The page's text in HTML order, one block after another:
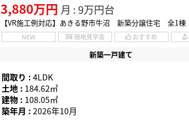
3,880万円 月 : 9万円台
【VR施工例対応】あきる野市牛沼 新築分譲住宅 全1棟
NEW 現地見学会 おすすめ
新築一戸建て
間取り : 4LDK
土地 : 184.62㎡
建物 : 108.05㎡
築年月 : 2026年10月